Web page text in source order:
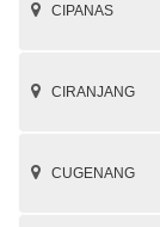
CIPANAS
CIRANJANG
CUGENANG